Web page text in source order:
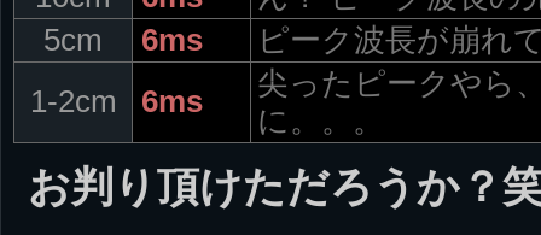
5cm
6ms
ピーク波長が崩れ
1-2cm
6ms
尖ったピークやら
に。。。
お判り頂けただろうか？